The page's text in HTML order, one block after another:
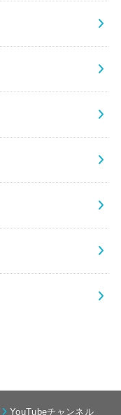
YouTubeチャンネル